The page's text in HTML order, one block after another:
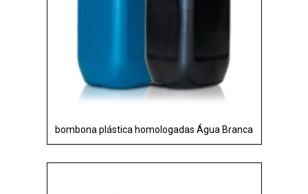
bombona plástica homologadas Água Branca